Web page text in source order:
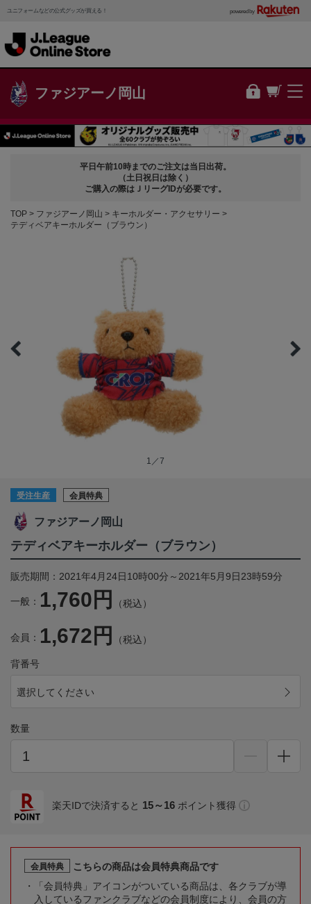
ユニフォームなどの公式グッズが買える！ powered by
ファジアーノ岡山
平日午前10時までのご注文は当日出荷。
（土日祝日は除く）
ご購入の際はＪリーグIDが必要です。
TOP ファジアーノ岡山
キーホルダー・アクセサリー
テディベアキーホルダー（ブラウン）
1／7
受注生産 会員特典
ファジアーノ岡山
テディベアキーホルダー（ブラウン）
販売期間：2021年4月24日10時00分～2021年5月9日23時59分
一般： 1,760円 （税込）
会員： 1,672円 （税込）
背番号
選択してください
数量
楽天IDで決済すると 15～16 ポイント獲得
会員特典
こちらの商品は会員特典商品です
「会員特典」アイコンがついている商品は、各クラブが導
入しているファンクラブなどの会員制度により、会員の方